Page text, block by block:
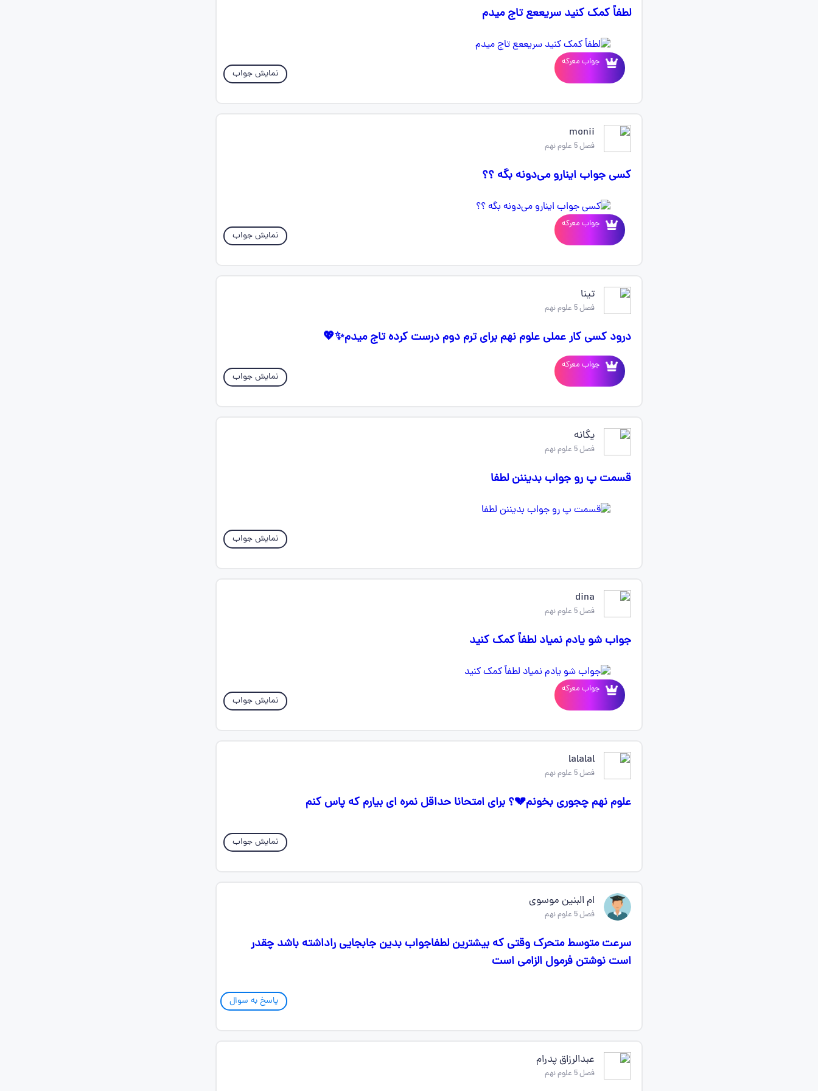
لطفاً کمک کنید سریععع تاج میدم
جواب معرکه
نمایش جواب
monii
فصل 5 علوم نهم
کسی جواب اینارو می‌دونه بگه ؟؟
جواب معرکه
نمایش جواب
تینا
فصل 5 علوم نهم
درود کسی کار عملی علوم نهم برای ترم دوم درست کرده تاج میدم✨️💖
جواب معرکه
نمایش جواب
یگانه
فصل 5 علوم نهم
قسمت پ رو جواب بدیننن لطفا
نمایش جواب
dina
فصل 5 علوم نهم
جواب شو یادم نمیاد لطفاً کمک کنید
جواب معرکه
نمایش جواب
lalalal
فصل 5 علوم نهم
علوم نهم چجوری بخونم💔؟ برای امتحانا حداقل نمره ای بیارم که پاس کنم
نمایش جواب
ام البنین موسوی
فصل 5 علوم نهم
سرعت متوسط متحرک وقتی که بیشترین لطفاجواب بدین جابجایی راداشته باشد چقدر
است نوشتن فرمول الزامی است
پاسخ به سوال
عبدالرزاق پدرام
فصل 5 علوم نهم